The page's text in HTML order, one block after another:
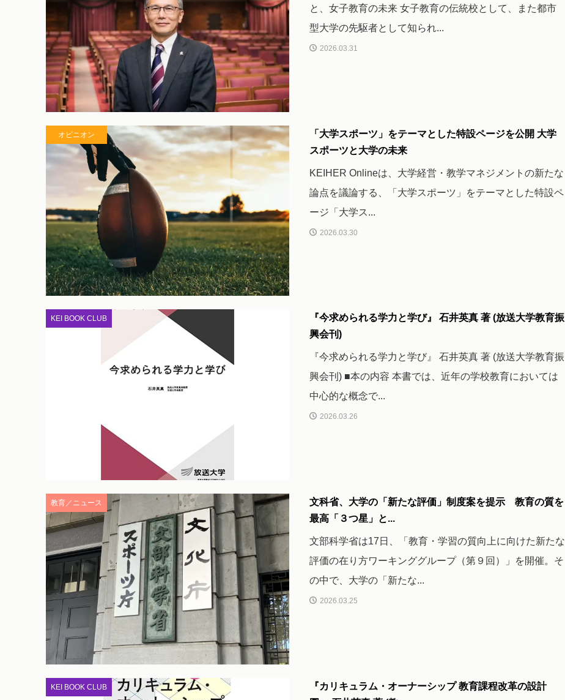
と、女子教育の未来 女子教育の伝統校として、また都市
型大学の先駆者として知られ...
2026.03.31
オピニオン
「大学スポーツ」をテーマとした特設ページを公開 大学
スポーツと大学の未来
KEIHER Onlineは、大学経営・教学マネジメントの新たな
論点を議論する、「大学スポーツ」をテーマとした特設ペ
ージ「大学ス...
2026.03.30
KEI BOOK CLUB
『今求められる学力と学び』 石井英真 著 (放送大学教育振
興会刊)
『今求められる学力と学び』 石井英真 著 (放送大学教育振
興会刊) ■本の内容 本書では、近年の学校教育においては
中心的な概念で...
2026.03.26
教育／ニュース
文科省、大学の「新たな評価」制度案を提示 教育の質を
最高「３つ星」と...
文部科学省は17日、「教育・学習の質向上に向けた新たな
評価の在り方ワーキンググループ（第９回）」を開催。そ
の中で、大学の「新たな...
2026.03.25
KEI BOOK CLUB
『カリキュラム・オーナーシップ 教育課程改革の設計